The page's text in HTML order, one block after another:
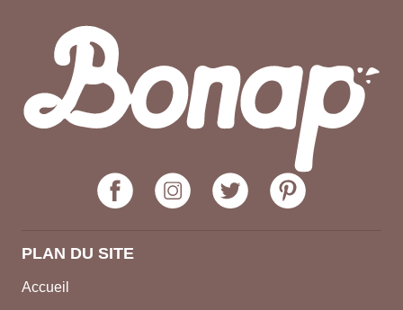
PLAN DU SITE
Accueil